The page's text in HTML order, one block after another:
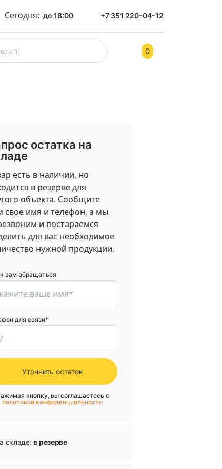
Сегодня: до 18:00 +7 351 220-04-12
Контакты 0
остатка на
есть в наличии, но
в резерве для
объекта. Сообщите
своё имя и телефон, а мы
и постараемся
для вас необходимое
нужной продукции.
вам обращаться
для связи*
Уточнить остаток
кнопку, вы соглашаетесь с
политикой конфиденциальности
складе:в резерве